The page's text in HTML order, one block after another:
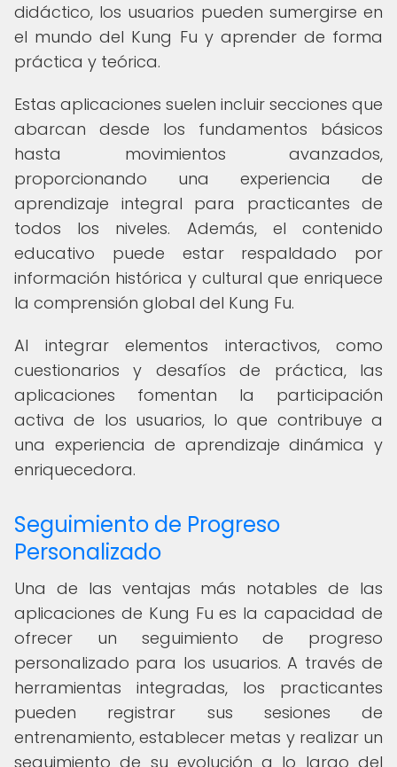
didáctico, los usuarios pueden sumergirse en
el mundo del Kung Fu y aprender de forma
práctica y teórica.
Estas aplicaciones suelen incluir secciones que
abarcan desde los fundamentos básicos
hasta movimientos avanzados,
proporcionando una experiencia de
aprendizaje integral para practicantes de
todos los niveles. Además, el contenido
educativo puede estar respaldado por
información histórica y cultural que enriquece
la comprensión global del Kung Fu.
Al integrar elementos interactivos, como
cuestionarios y desafíos de práctica, las
aplicaciones fomentan la participación
activa de los usuarios, lo que contribuye a
una experiencia de aprendizaje dinámica y
enriquecedora.
Seguimiento de Progreso
Personalizado
Una de las ventajas más notables de las
aplicaciones de Kung Fu es la capacidad de
ofrecer un seguimiento de progreso
personalizado para los usuarios. A través de
herramientas integradas, los practicantes
pueden registrar sus sesiones de
entrenamiento, establecer metas y realizar un
seguimiento de su evolución a lo largo del